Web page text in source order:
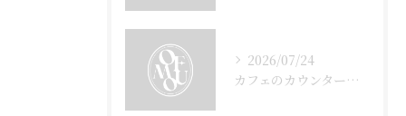
2026/07/24
カフェのカウンター席で京都府京都市南区亀岡市ならではの寛ぎと新しい体験を楽しむガイド